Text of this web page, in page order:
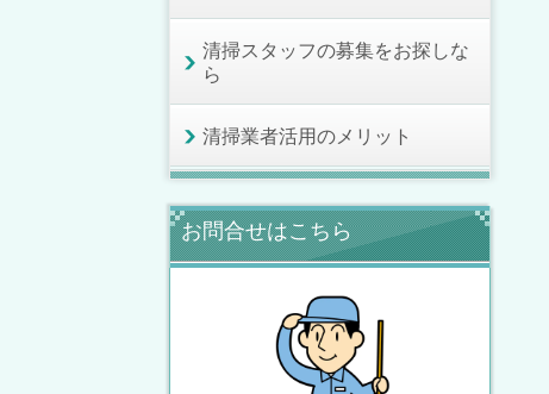
清掃スタッフの募集をお探しな
ら
清掃業者活用のメリット
お問合せはこちら